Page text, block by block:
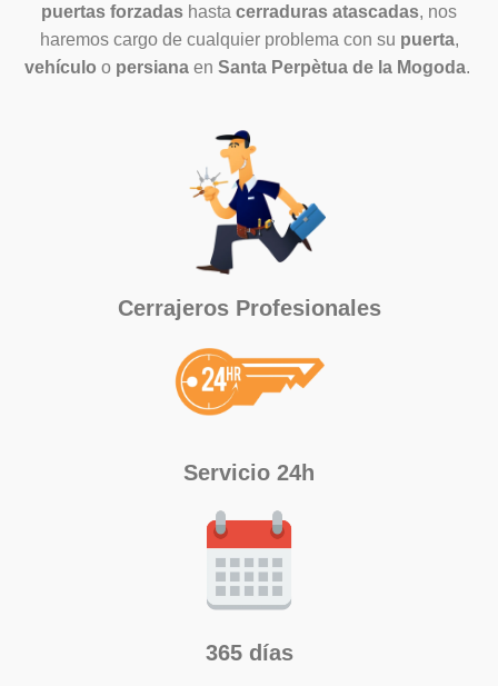
puertas forzadas hasta cerraduras atascadas, nos
haremos cargo de cualquier problema con su puerta,
vehículo o persianaen Santa Perpètua de la Mogoda.
Cerrajeros Profesionales
Servicio 24h
365 días